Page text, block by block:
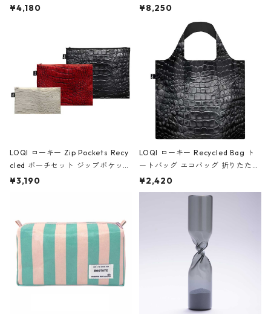
ミエ-B ショルダーバッグ グロスピ
¥4,180
ボストンバッグ ショルダーバッグ
Black ジャン=ミッシェル・バスキ
ア/クラウン ブラック
¥8,250
LOQI ローキー Zip Pockets Recy
cled ポーチセット ジップポケット
ファスナーポーチ 撥水加工 トラベ
ーガンディー、オフホワイト
¥3,190
LOQI ローキー Recycled Bag ト
ートバッグ エコバッグ 折りたたみ
大きめ 撥水加工 収納ポーチ CRO
CODILE/Black クロコダイル/ブラ
¥2,420